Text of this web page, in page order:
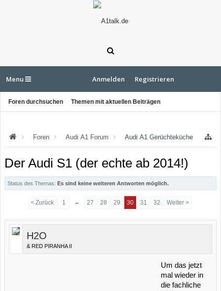
Menu
Foren durchsuchen Themen mit aktuellen Beiträgen
Anmelden Registrieren
Foren Audi A1 Forum Audi A1 Gerüchteküche
Der Audi S1 (der echte ab 2014!)
Status des Themas: Es sind keine weiteren Antworten möglich.
< Zurück 1 ← 27 28 29 30 31 32 Weiter >
H2O
& RED PIRANHA II
Um das jetzt
mal wieder in
die fachliche